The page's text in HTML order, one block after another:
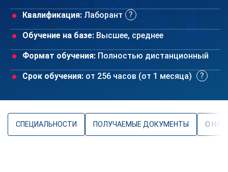
Квалификация: Лаборант
Обучение на базе: Высшее, среднее
Формат обучения: Полностью дистанционный
Срок обучения: от 256 часов (от 1 месяца)
СПЕЦИАЛЬНОСТИ ПОЛУЧАЕМЫЕ ДОКУМЕНТЫ О